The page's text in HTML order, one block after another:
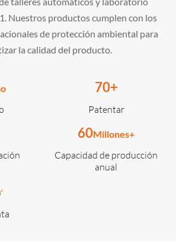
Nuestros productos cumplen con los
de protección ambiental para
la calidad del producto.
70+
Patentar
60Millones+
Capacidad de producción
anual